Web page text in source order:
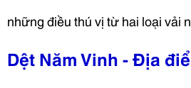
những điều thú vị từ hai loại vải
Dệt Năm Vinh - Địa